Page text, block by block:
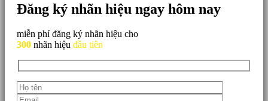
Đăng ký nhãn hiệu ngay hôm nay
miễn phí đăng ký nhãn hiệu cho
300 nhãn hiệu đầu tiên